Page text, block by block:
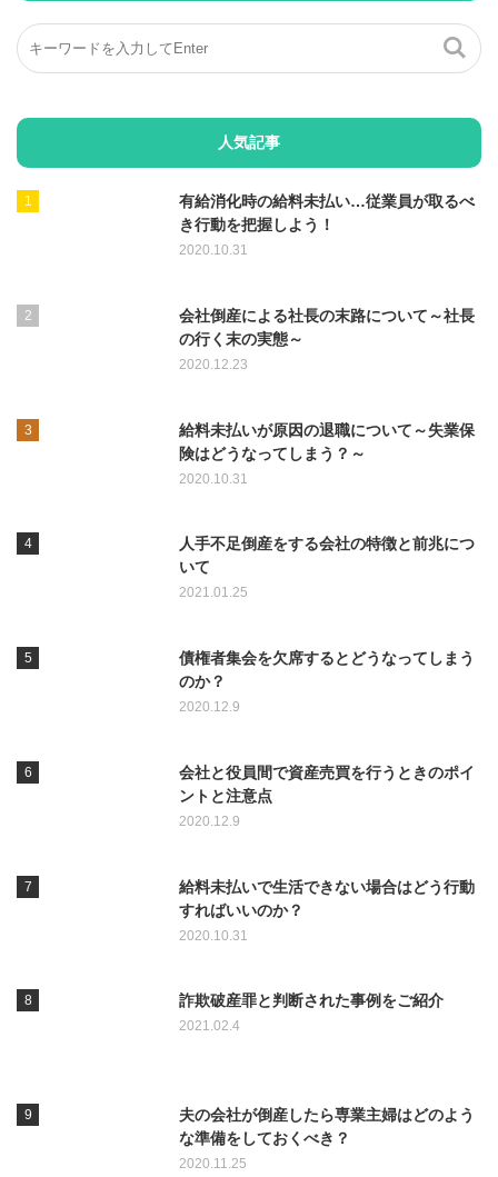
人気記事
有給消化時の給料未払い…従業員が取るべ
き行動を把握しよう！
2020.10.31
会社倒産による社長の末路について～社長
の行く末の実態～
2020.12.23
給料未払いが原因の退職について～失業保
険はどうなってしまう？～
2020.10.31
人手不足倒産をする会社の特徴と前兆につ
いて
2021.01.25
債権者集会を欠席するとどうなってしまう
のか？
2020.12.9
会社と役員間で資産売買を行うときのポイ
ントと注意点
2020.12.9
給料未払いで生活できない場合はどう行動
すればいいのか？
2020.10.31
詐欺破産罪と判断された事例をご紹介
2021.02.4
夫の会社が倒産したら専業主婦はどのよう
な準備をしておくべき？
2020.11.25